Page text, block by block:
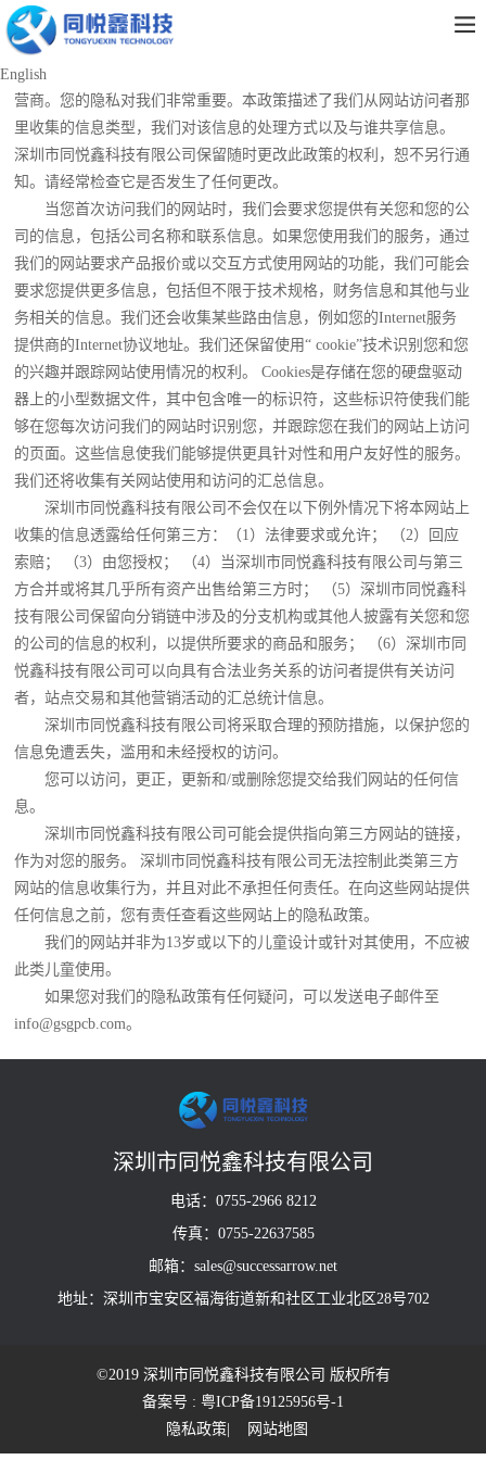
English深圳市同悦鑫科技有限公司（gsgpcb）是该网站（“站点”）的运
营商。您的隐私对我们非常重要。本政策描述了我们从网站访问者那
里收集的信息类型，我们对该信息的处理方式以及与谁共享信息。
深圳市同悦鑫科技有限公司保留随时更改此政策的权利，恕不另行通
知。请经常检查它是否发生了任何更改。
当您首次访问我们的网站时，我们会要求您提供有关您和您的公
司的信息，包括公司名称和联系信息。如果您使用我们的服务，通过
我们的网站要求产品报价或以交互方式使用网站的功能，我们可能会
要求您提供更多信息，包括但不限于技术规格，财务信息和其他与业
务相关的信息。我们还会收集某些路由信息，例如您的Internet服务
提供商的Internet协议地址。我们还保留使用“ cookie”技术识别您和您
的兴趣并跟踪网站使用情况的权利。 Cookies是存储在您的硬盘驱动
器上的小型数据文件，其中包含唯一的标识符，这些标识符使我们能
够在您每次访问我们的网站时识别您，并跟踪您在我们的网站上访问
的页面。这些信息使我们能够提供更具针对性和用户友好性的服务。
我们还将收集有关网站使用和访问的汇总信息。
深圳市同悦鑫科技有限公司不会仅在以下例外情况下将本网站上
收集的信息透露给任何第三方：（1）法律要求或允许； （2）回应
索赔； （3）由您授权； （4）当深圳市同悦鑫科技有限公司与第三
方合并或将其几乎所有资产出售给第三方时； （5）深圳市同悦鑫科
技有限公司保留向分销链中涉及的分支机构或其他人披露有关您和您
的公司的信息的权利，以提供所要求的商品和服务； （6）深圳市同
悦鑫科技有限公司可以向具有合法业务关系的访问者提供有关访问
者，站点交易和其他营销活动的汇总统计信息。
深圳市同悦鑫科技有限公司将采取合理的预防措施，以保护您的
信息免遭丢失，滥用和未经授权的访问。
您可以访问，更正，更新和/或删除您提交给我们网站的任何信
息。
深圳市同悦鑫科技有限公司可能会提供指向第三方网站的链接，
作为对您的服务。 深圳市同悦鑫科技有限公司无法控制此类第三方
网站的信息收集行为，并且对此不承担任何责任。在向这些网站提供
任何信息之前，您有责任查看这些网站上的隐私政策。
我们的网站并非为13岁或以下的儿童设计或针对其使用，不应被
此类儿童使用。
如果您对我们的隐私政策有任何疑问，可以发送电子邮件至
info@gsgpcb.com。
深圳市同悦鑫科技有限公司
电话：0755-2966 8212
传真：0755-22637585
邮箱：sales@successarrow.net
地址：深圳市宝安区福海街道新和社区工业北区28号702
©2019 深圳市同悦鑫科技有限公司 版权所有
备案号 : 粤ICP备19125956号-1
| 网站地图
隐私政策